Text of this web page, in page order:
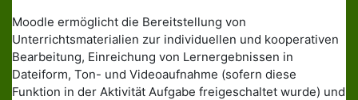
Moodle ermöglicht die Bereitstellung von
Unterrichtsmaterialien zur individuellen und kooperativen
Bearbeitung, Einreichung von Lernergebnissen in
Dateiform, Ton- und Videoaufnahme (sofern diese
Funktion in der Aktivität Aufgabe freigeschaltet wurde) und